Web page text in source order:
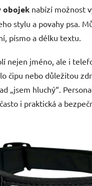
obojek nabízí možnost
stylu a povahy psa.
písmo a délku textu.
nejen jméno, ale i
čipu nebo důležitou
„jsem hluchý“.
i praktická a